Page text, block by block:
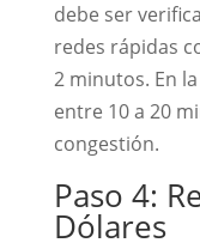
debe ser
redes rápidas
2 minutos. En
entre 10 a 20
congestión.
Paso 4:
Dólares